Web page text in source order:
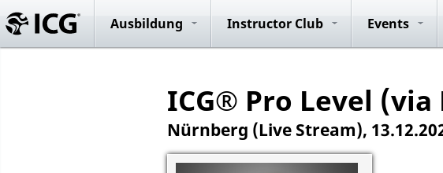
Ausbildung Instructor Club Events
System Anmeldung
Evolution Ride
ICG® Pro Level (via
Nürnberg (Live Stream),